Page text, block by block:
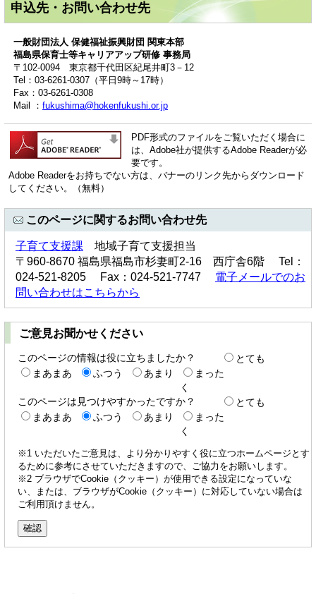
申込先・お問い合わせ先
一般財団法人 保健福祉振興財団 関東本部
福島県保育士等キャリアアップ研修 事務局
〒102-0094 東京都千代田区紀尾井町3－12
Tel：03-6261-0307（平日9時～17時）
Fax：03-6261-0308
Mail ： fukushima@hokenfukushi.or.jp
PDF形式のファイルをご覧いただく場合に
は、Adobe社が提供するAdobe Readerが必
要です。
Adobe Readerをお持ちでない方は、バナーのリンク先からダウンロード
してください。（無料）
このページに関するお問い合わせ先
子育て支援課 地域子育て支援担当
〒960-8670 福島県福島市杉妻町2-16 西庁舎6階 Tel：
024-521-8205 Fax：024-521-7747 電子メールでのお
問い合わせはこちらから
ご意見お聞かせください
このページの情報は役に立ちましたか？
とても
まあまあ
ふつう あまり
まった
く
このページは見つけやすかったですか？
とても
まあまあ
ふつう あまり
まった
く
※1 いただいたご意見は、より分かりやすく役に立つホームページとす
るために参考にさせていただきますので、ご協力をお願いします。
※2 ブラウザでCookie（クッキー）が使用できる設定になっていな
い、または、ブラウザがCookie（クッキー）に対応していない場合は
ご利用頂けません。